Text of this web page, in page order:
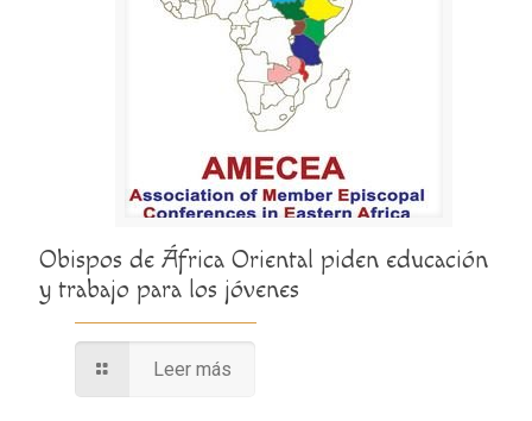
Obispos de África Oriental piden educación
y trabajo para los jóvenes
Leer más